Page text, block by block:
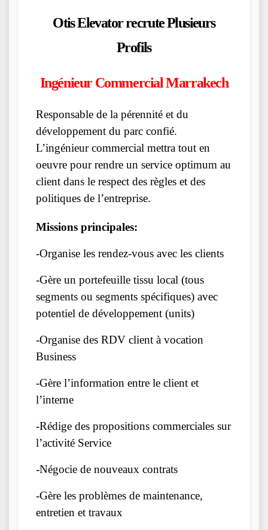
Otis Elevator recrute Plusieurs
Profils
Ingénieur Commercial Marrakech
Responsable de la pérennité et du
développement du parc confié.
L’ingénieur commercial mettra tout en
oeuvre pour rendre un service optimum au
client dans le respect des règles et des
politiques de l’entreprise.
Missions principales:
-Organise les rendez-vous avec les clients
-Gère un portefeuille tissu local (tous
segments ou segments spécifiques) avec
potentiel de développement (units)
-Organise des RDV client à vocation
Business
-Gère l’information entre le client et
l’interne
-Rédige des propositions commerciales sur
l’activité Service
-Négocie de nouveaux contrats
-Gère les problèmes de maintenance,
entretien et travaux